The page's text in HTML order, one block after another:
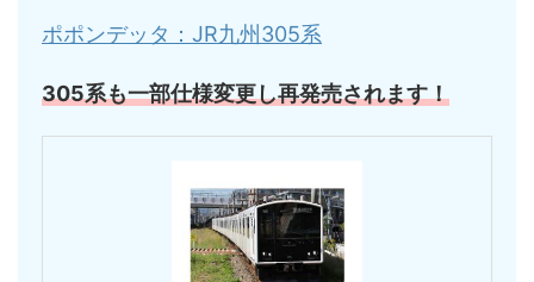
ポポンデッタ：JR九州305系
305系も一部仕様変更し再発売されます！